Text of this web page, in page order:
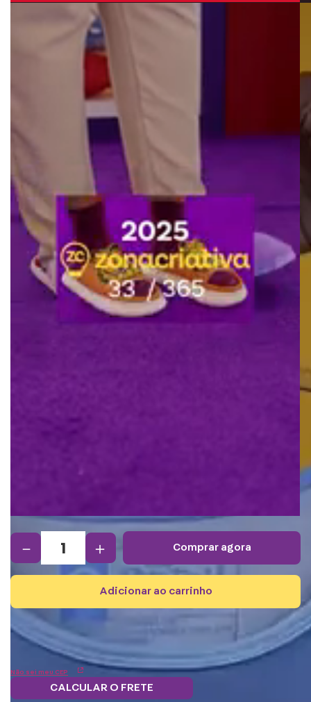
＋
－ comprar agora
adicionar ao carrinho
Não sei meu CEP
CALCULAR O FRETE